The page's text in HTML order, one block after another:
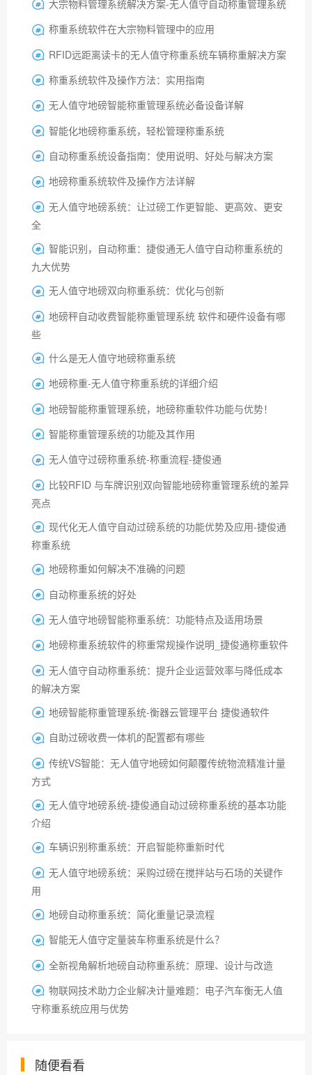
 大宗物料管理系统解决方案-无人值守自动称重管理系统
 称重系统软件在大宗物料管理中的应用
 RFID远距离读卡的无人值守称重系统车辆称重解决方案
 称重系统软件及操作方法：实用指南
 无人值守地磅智能称重管理系统必备设备详解
 智能化地磅称重系统，轻松管理称重系统
 自动称重系统设备指南：使用说明、好处与解决方案
 地磅称重系统软件及操作方法详解
 无人值守地磅系统：让过磅工作更智能、更高效、更安
全
 智能识别，自动称重：捷俊通无人值守自动称重系统的
九大优势
 无人值守地磅双向称重系统：优化与创新
 地磅秤自动收费智能称重管理系统 软件和硬件设备有哪
些
 什么是无人值守地磅称重系统
 地磅称重-无人值守称重系统的详细介绍
 地磅智能称重管理系统，地磅称重软件功能与优势！
 智能称重管理系统的功能及其作用
 无人值守过磅称重系统-称重流程-捷俊通
 比较RFID 与车牌识别双向智能地磅称重管理系统的差异
亮点
 现代化无人值守自动过磅系统的功能优势及应用-捷俊通
称重系统
 地磅称重如何解决不准确的问题
 自动称重系统的好处
 无人值守地磅智能称重系统：功能特点及适用场景
 地磅称重系统软件的称重常规操作说明_捷俊通称重软件
 无人值守自动称重系统：提升企业运营效率与降低成本
的解决方案
 地磅智能称重管理系统-衡器云管理平台 捷俊通软件
 自助过磅收费一体机的配置都有哪些
 传统VS智能：无人值守地磅如何颠覆传统物流精准计量
方式
 无人值守地磅系统-捷俊通自动过磅称重系统的基本功能
介绍
 车辆识别称重系统：开启智能称重新时代
 无人值守地磅系统：采购过磅在搅拌站与石场的关键作
用
 地磅自动称重系统：简化重量记录流程
 智能无人值守定量装车称重系统是什么？
 全新视角解析地磅自动称重系统：原理、设计与改造
 物联网技术助力企业解决计量难题：电子汽车衡无人值
守称重系统应用与优势
随便看看